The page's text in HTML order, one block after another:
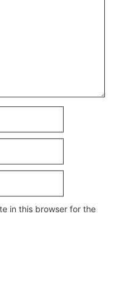
in this browser for the